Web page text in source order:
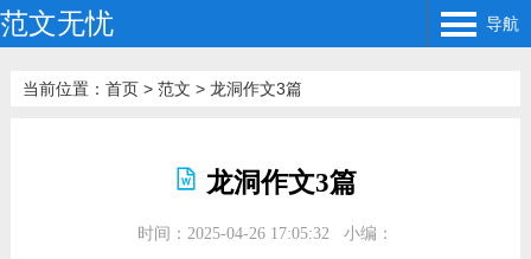
范文无忧 导航
当前位置： 首页> 范文 > 龙洞作文3篇
龙洞作文3篇
时间：2025-04-26 17:05:32 小编：